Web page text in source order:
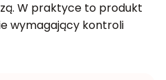
W praktyce to produkt
wymagający kontroli